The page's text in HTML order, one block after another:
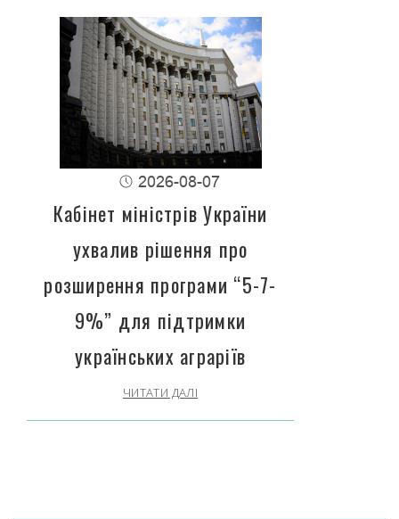
2026-08-07
Кабінет міністрів України
ухвалив рішення про
розширення програми “5-7-
9%” для підтримки
українських аграріїв
ЧИТАТИ ДАЛІ